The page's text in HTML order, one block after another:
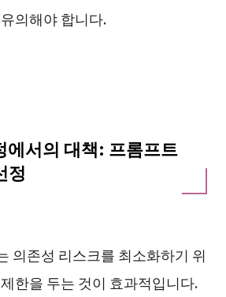
의해야 합니다.
에서의 대책: 프롬프트
정
의존성 리스크를 최소화하기 위
한을 두는 것이 효과적입니다.